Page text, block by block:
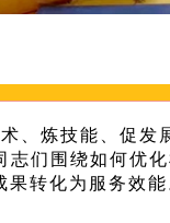
、炼技能、促发
志们围绕如何优
转化为服务效能